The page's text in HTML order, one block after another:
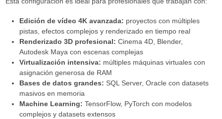
Edición de vídeo 4K avanzada: proyectos con múltiples
pistas, efectos complejos y renderizado en tiempo real
Renderizado 3D profesional: Cinema 4D, Blender,
Autodesk Maya con escenas complejas
Virtualización intensiva: múltiples máquinas virtuales con
asignación generosa de RAM
Bases de datos grandes: SQL Server, Oracle con datasets
masivos en memoria
Machine Learning: TensorFlow, PyTorch con modelos
complejos y datasets extensos